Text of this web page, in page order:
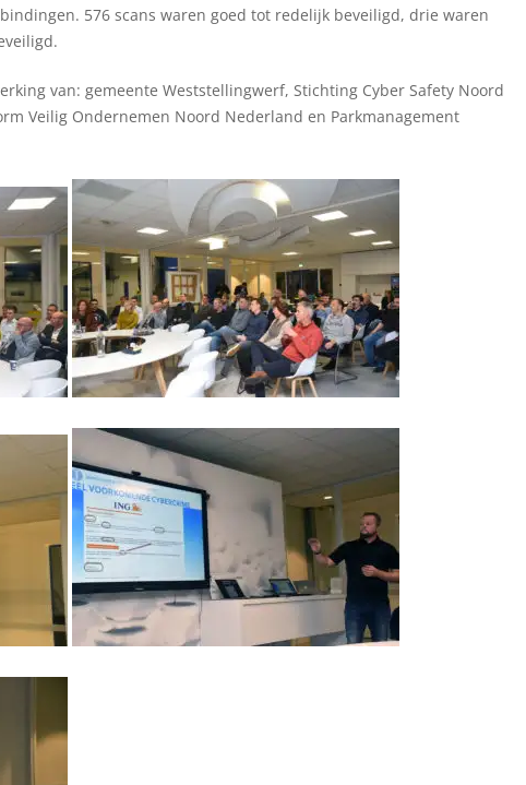
576 scans waren goed tot redelijk beveiligd, drie waren
van: gemeente Weststellingwerf, Stichting Cyber Safety Noord
Veilig Ondernemen Noord Nederland en Parkmanagement